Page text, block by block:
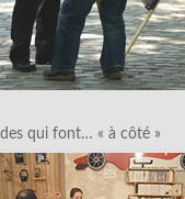
des qui font… « à côté »